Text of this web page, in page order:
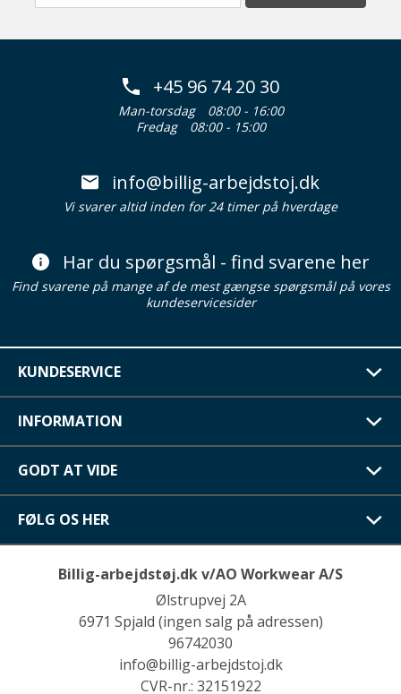
+45 96 74 20 30
Man-torsdag
08:00 - 16:00
Fredag
08:00 - 15:00
info@billig-arbejdstoj.dk
Vi svarer altid inden for 24 timer på hverdage
Har du spørgsmål - find svarene her
Find svarene på mange af de mest gængse spørgsmål på vores
kundeservicesider
KUNDESERVICE
INFORMATION
GODT AT VIDE
FØLG OS HER
Billig-arbejdstøj.dk v/AO Workwear A/S
Ølstrupvej 2A
6971 Spjald (ingen salg på adressen)
96742030
info@billig-arbejdstoj.dk
CVR-nr.: 32151922